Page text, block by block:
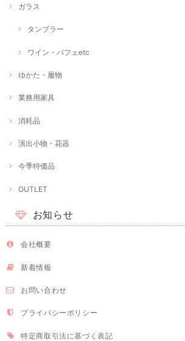
ガラス
タンブラー
ワイン・パフェetc
ゆかた・履物
業務用家具
消耗品
演出小物・花器
今季特価品
OUTLET
お知らせ
会社概要
新着情報
お問い合わせ
プライバシーポリシー
特定商取引法に基づく表記